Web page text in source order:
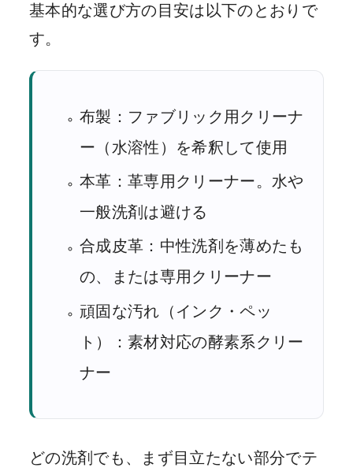
基本的な選び方の目安は以下のとおりで
す。
布製：ファブリック用クリーナ
ー（水溶性）を希釈して使用
本革：革専用クリーナー。水や
一般洗剤は避ける
合成皮革：中性洗剤を薄めたも
の、または専用クリーナー
頑固な汚れ（インク・ペッ
ト）：素材対応の酵素系クリー
ナー
どの洗剤でも、まず目立たない部分でテ